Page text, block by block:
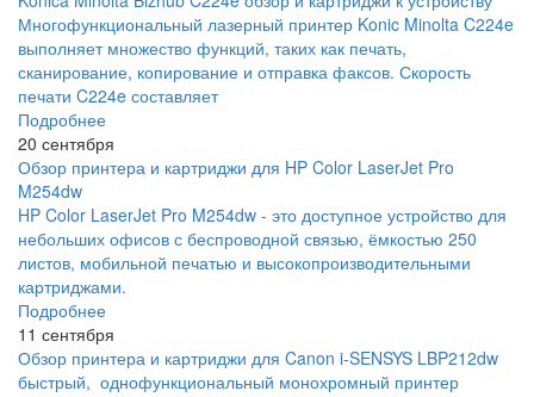
Многофункциональный лазерный принтер Konic Minolta C224e
выполняет множество функций, таких как печать,
сканирование, копирование и отправка факсов. Скорость
печати C224e составляет
Подробнее
20 сентября
Обзор принтера и картриджи для HP Color LaserJet Pro
M254dw
HP Color LaserJet Pro M254dw - это доступное устройство для
небольших офисов с беспроводной связью, ёмкостью 250
листов, мобильной печатью и высокопроизводительными
картриджами.
Подробнее
11 сентября
Обзор принтера и картриджи для Canon i-SENSYS LBP212dw
быстрый, однофункциональный монохромный принтер